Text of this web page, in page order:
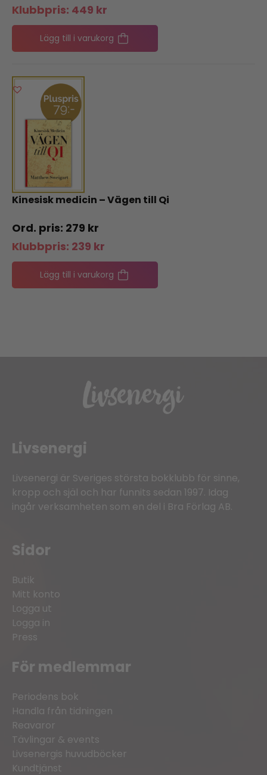
Klubbpris: 449 kr
Lägg till i varukorg
Kinesisk medicin – Vägen till Qi
279 kr
Klubbpris: 239 kr
Lägg till i varukorg
Livsenergi
Livsenergi är Sveriges största bokklubb för sinne,
kropp och själ och har funnits sedan 1997. Idag
ingår verksamheten som en del i Bra Förlag AB.
Sidor
Butik
Mitt konto
Logga ut
Logga in
Press
För medlemmar
Periodens bok
Handla från tidningen
Reavaror
Tävlingar & events
Livsenergis huvudböcker
Kundtjänst